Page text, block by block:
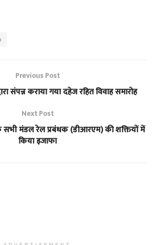
Previous Post
संपन्न कराया गया दहेज रहित विवाह समारोह
Next Post
मंडल रेल प्रबंधक (डीआरएम) की शक्तियों में
किया इजाफा